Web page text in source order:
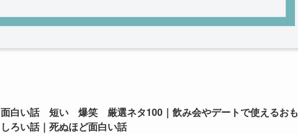
面白い話 短い 爆笑 厳選ネタ100｜飲み会やデートで使えるおも
しろい話｜死ぬほど面白い話